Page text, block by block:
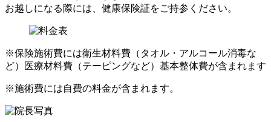
お越しになる際には、健康保険証をご持参ください。
※保険施術費には衛生材料費（タオル・アルコール消毒な
ど）医療材料費（テーピングなど）基本整体費が含まれます
※施術費には自費の料金が含まれます。